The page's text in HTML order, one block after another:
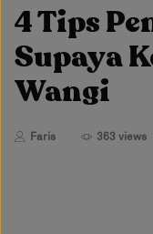
4 Tips
Supaya
Wangi
Faris 363 views